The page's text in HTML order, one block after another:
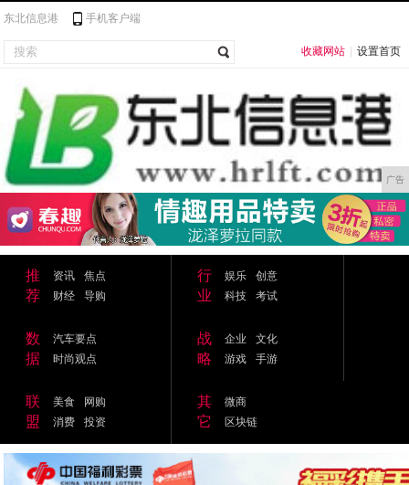
东北信息港 手机客户端
收藏网站 设置首页
广告
推
荐
资讯
焦点
财经
导购
行
业
娱乐
创意
科技
考试
数
据
汽车要点
时尚观点
战
略
企业
文化
游戏
手游
联
盟
美食
网购
消费
投资
其
它
微商
区块链